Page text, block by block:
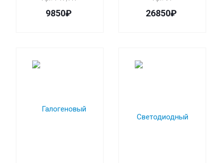
9850₽ 26850₽